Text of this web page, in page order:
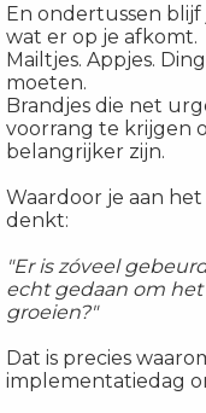
En ondertussen
wat er op je afkomt.
Mailtjes. Appjes.
moeten.
Brandjes die net
voorrang te krijgen
belangrijker zijn.
Waardoor je aan
denkt:
"Er is zóveel
echt gedaan om
groeien?"
Dat is precies
implementatiedag